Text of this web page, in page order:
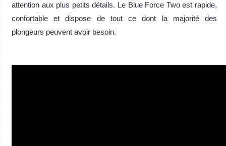
attention aux plus petits détails. Le Blue Force Two est rapide,
confortable et dispose de tout ce dont la majorité des
plongeurs peuvent avoir besoin.